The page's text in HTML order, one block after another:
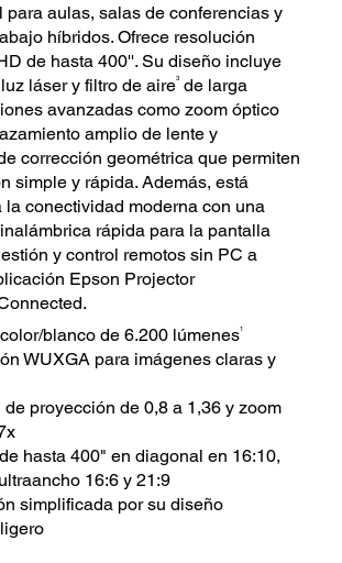
para aulas, salas de conferencias y
híbridos. Ofrece resolución
de hasta 400''. Su diseño incluye
láser y filtro de aire3 de larga
avanzadas como zoom óptico
amplio de lente y
corrección geométrica que permiten
simple y rápida. Además, está
la conectividad moderna con una
rápida para la pantalla
y control remotos sin PC a
Epson Projector
blanco de 6.200 lúmenes1
WUXGA para imágenes claras y
proyección de 0,8 a 1,36 y zoom
hasta 400" en diagonal en 16:10,
16:6 y 21:9
simplificada por su diseño